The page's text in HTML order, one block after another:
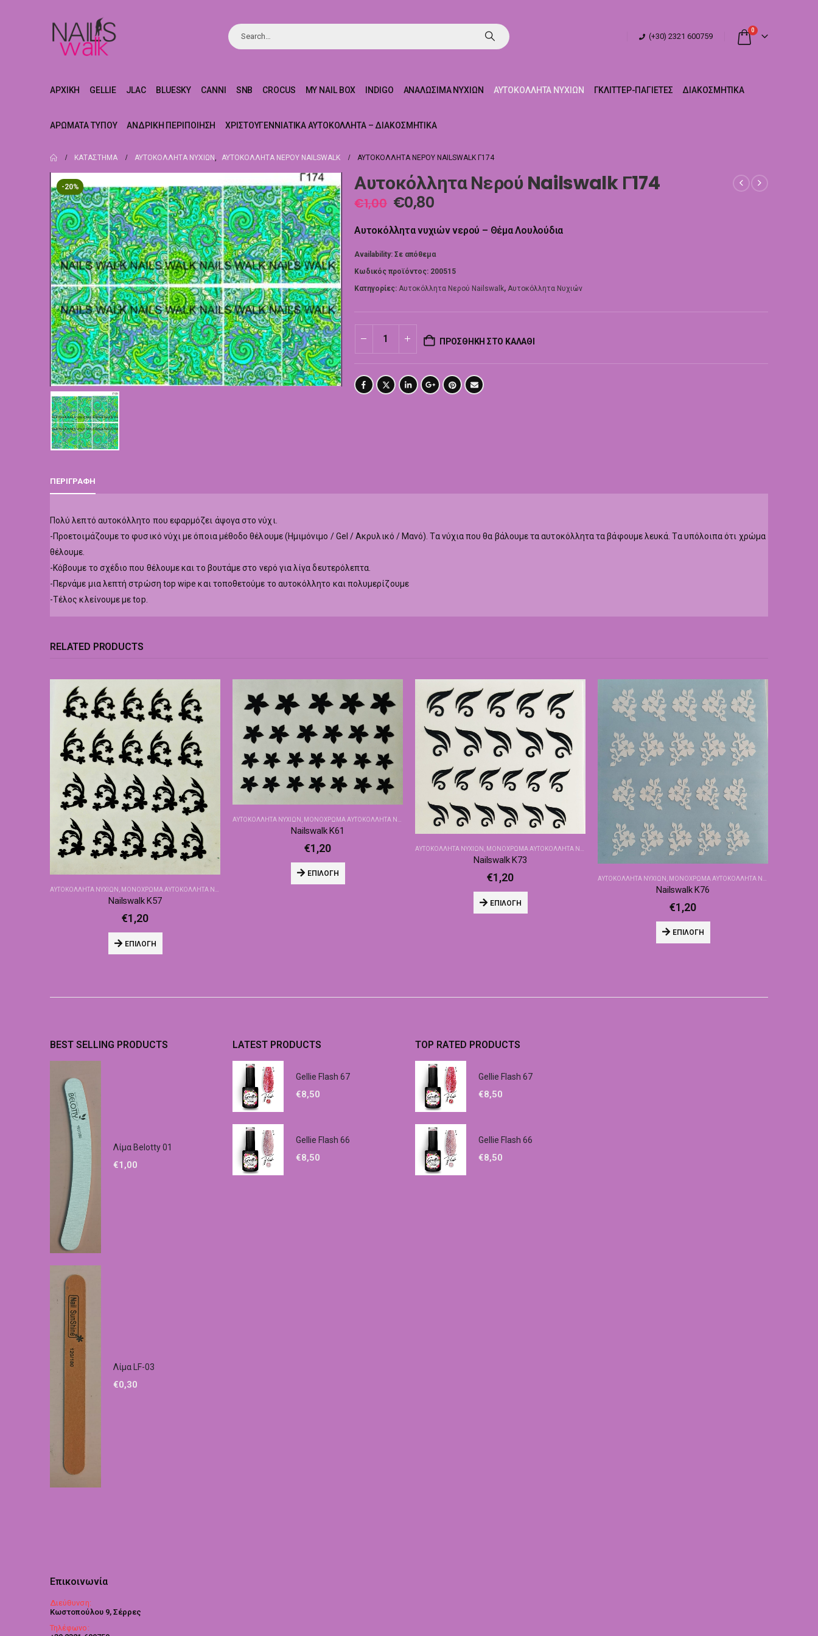
(+30) 2321 600759
0
ΑΡΧΙΚΉ GELLIE JLAC BLUESKY CANNI SNB CROCUS MY NAIL BOX INDIGO ΑΝΑΛΏΣΙΜΑ ΝΥΧΙΏΝ ΑΥΤΟΚΌΛΛΗΤΑ ΝΥΧΙΏΝ ΓΚΛΊΤΤΕΡ-ΠΑΓΙΈΤΕΣ ΔΙΑΚΟΣΜΗΤΙΚΆ
ΑΡΏΜΑΤΑ ΤΎΠΟΥ ΑΝΔΡΙΚΉ ΠΕΡΙΠΟΊΗΣΗ ΧΡΙΣΤΟΥΓΕΝΝΙΆΤΙΚΑ ΑΥΤΟΚΌΛΛΗΤΑ – ΔΙΑΚΟΣΜΗΤΙΚΆ
ΚΑΤΆΣΤΗΜΑ ΑΥΤΟΚΌΛΛΗΤΑ ΝΥΧΙΏΝ , ΑΥΤΟΚΌΛΛΗΤΑ ΝΕΡΟΎ NAILSWALK ΑΥΤΟΚΌΛΛΗΤΑ ΝΕΡΟΎ NAILSWALK Γ174
-20% Αυτοκόλλητα Νερού Nailswalk Γ174
€1,00 €0,80
Αυτοκόλλητα νυχιών νερού – Θέμα Λουλούδια
Availability: Σε απόθεμα
Κωδικός προϊόντος: 200515
Κατηγορίες: Αυτοκόλλητα Νερού Nailswalk, Αυτοκόλλητα Νυχιών
ΠΡΟΣΘΉΚΗ ΣΤΟ ΚΑΛΆΘΙ
ΠΕΡΙΓΡΑΦΉ
Πολύ λεπτό αυτοκόλλητο που εφαρμόζει άψογα στο νύχι.
-Προετοιμάζουμε το φυσικό νύχι με όποια μέθοδο θέλουμε (Ημιμόνιμο / Gel / Ακρυλικό / Μανό). Τα νύχια που θα βάλουμε τα αυτοκόλλητα τα βάφουμε λευκά. Τα υπόλοιπα ότι χρώμα
θέλουμε.
-Κόβουμε το σχέδιο που θέλουμε και το βουτάμε στο νερό για λίγα δευτερόλεπτα.
-Περνάμε μια λεπτή στρώση top wipe και τοποθετούμε το αυτοκόλλητο και πολυμερίζουμε
-Τέλος κλείνουμε με top.
RELATED PRODUCTS
ΑΥΤΟΚΌΛΛΗΤΑ ΝΥΧΙΏΝ ΜΟΝΌΧΡΩΜΑ ΑΥΤΟΚΌΛΛΗΤΑ NAILSWALK
Nailswalk Κ57
€1,20
ΕΠΙΛΟΓΉ
ΑΥΤΟΚΌΛΛΗΤΑ ΝΥΧΙΏΝ ΜΟΝΌΧΡΩΜΑ ΑΥΤΟΚΌΛΛΗΤΑ NAILSWALK
Nailswalk Κ61
€1,20
ΕΠΙΛΟΓΉ
ΑΥΤΟΚΌΛΛΗΤΑ ΝΥΧΙΏΝ , ΜΟΝΌΧΡΩΜΑ ΑΥΤΟΚΌΛΛΗΤΑ NAILSWALK
Nailswalk Κ73
€1,20
ΕΠΙΛΟΓΉ
ΑΥΤΟΚΌΛΛΗΤΑ ΝΥΧΙΏΝ ΜΟΝΌΧΡΩΜΑ ΑΥΤΟΚΌΛΛΗΤΑ NAILSWALK
Nailswalk Κ76
€1,20
ΕΠΙΛΟΓΉ
BEST SELLING PRODUCTS
Λίμα Belotty 01
€1,00
Λίμα LF-03
€0,30
LATEST PRODUCTS
Gellie Flash 67
€8,50
Gellie Flash 66
€8,50
TOP RATED PRODUCTS
Gellie Flash 67
€8,50
Gellie Flash 66
€8,50
Επικοινωνία
Διεύθυνση:
Κωστοπούλου 9, Σέρρες
Τηλέφωνο: